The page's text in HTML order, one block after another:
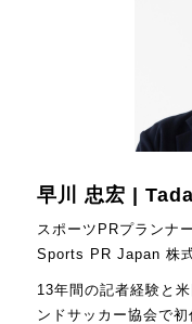
早川 忠宏 |
スポーツPRプランナ
Sports PR Japan 株
13年間の記者経験と
ンドサッカー協会で